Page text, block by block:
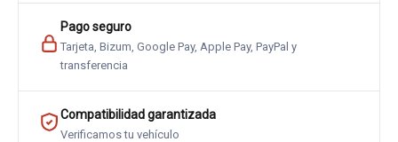
Pago seguro
Tarjeta, Bizum, Google Pay, Apple Pay, PayPal y
transferencia
Compatibilidad garantizada
Verificamos tu vehículo